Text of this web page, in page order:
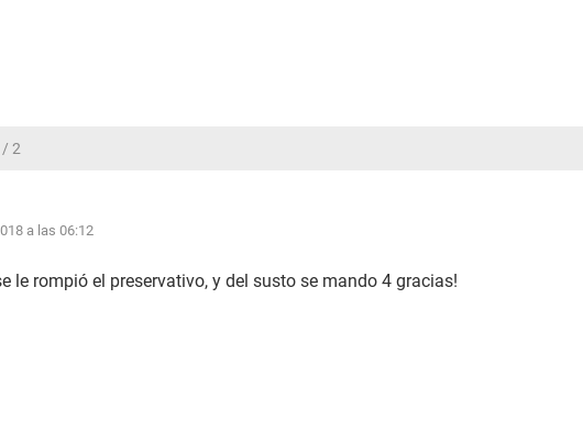
/ 2
a las 06:12
le rompió el preservativo, y del susto se mando 4 gracias!